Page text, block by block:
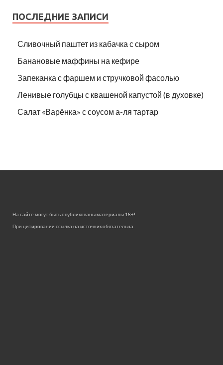
ПОСЛЕДНИЕ ЗАПИСИ
Сливочный паштет из кабачка с сыром
Банановые маффины на кефире
Запеканка с фаршем и стручковой фасолью
Ленивые голубцы с квашеной капустой (в духовке)
Салат «Варёнка» с соусом а-ля тартар
На сайте могут быть опубликованы материалы 18+!
При цитировании ссылка на источник обязательна.